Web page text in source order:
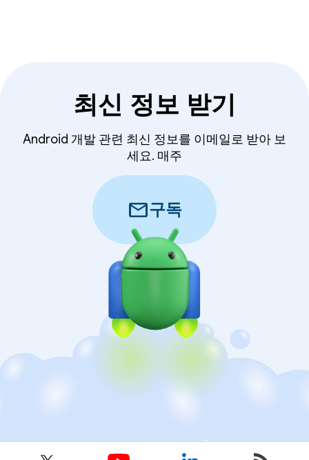
최신 정보 받기
Android 개발 관련 최신 정보를 이메일로 받아 보
세요. 매주
mail구독